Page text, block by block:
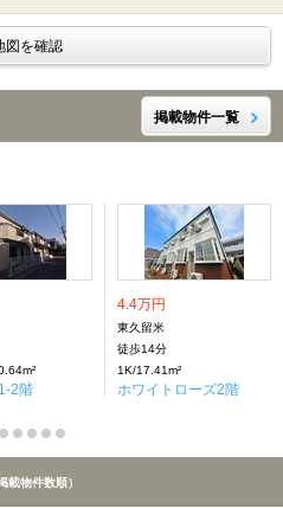
図を確認
掲載物件一覧
2階
4.4万円
東久留米
徒歩14分
1K/17.41m²
ホワイトローズ2階
載物件数順）